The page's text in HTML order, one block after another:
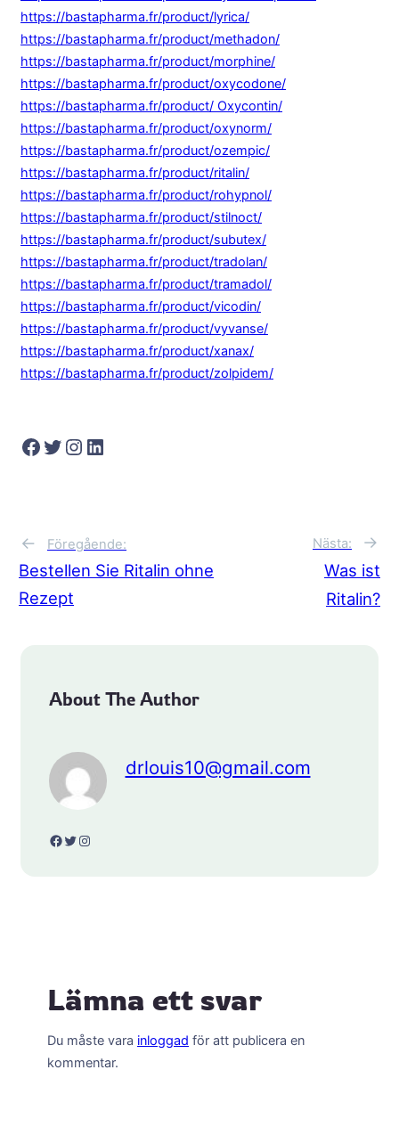
https://bastapharma.fr/product/lyrica/
https://bastapharma.fr/product/methadon/
https://bastapharma.fr/product/morphine/
https://bastapharma.fr/product/oxycodone/
https://bastapharma.fr/product/ Oxycontin/
https://bastapharma.fr/product/oxynorm/
https://bastapharma.fr/product/ozempic/
https://bastapharma.fr/product/ritalin/
https://bastapharma.fr/product/rohypnol/
https://bastapharma.fr/product/stilnoct/
https://bastapharma.fr/product/subutex/
https://bastapharma.fr/product/tradolan/
https://bastapharma.fr/product/tramadol/
https://bastapharma.fr/product/vicodin/
https://bastapharma.fr/product/vyvanse/
https://bastapharma.fr/product/xanax/
https://bastapharma.fr/product/zolpidem/
Facebook Twitter Instagram LinkedIn
← Föregående:
Bestellen Sie Ritalin ohne
Rezept
Nästa:
Was ist
Ritalin?
→
About The Author
drlouis10@gmail.com
Facebook Twitter Instagram
Lämna ett svar
Du måste vara inloggad för att publicera en
kommentar.